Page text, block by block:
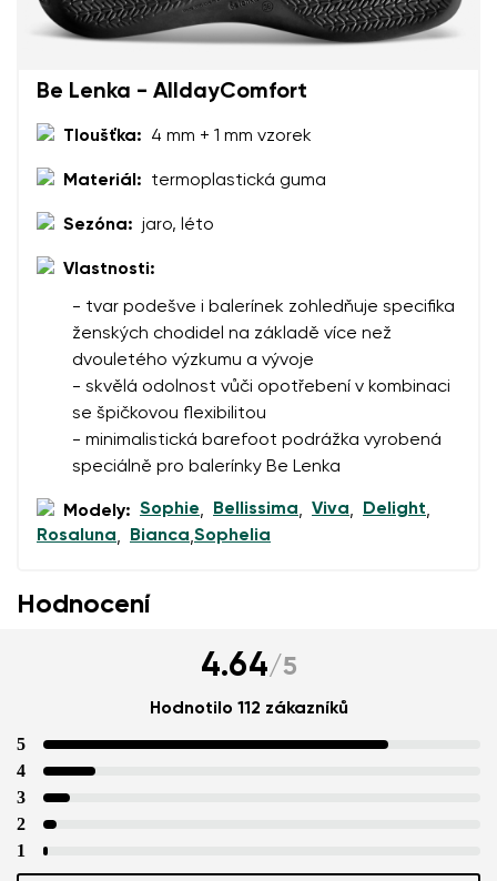
Be Lenka - AlldayComfort
Tloušťka: 4 mm + 1 mm vzorek
Materiál: termoplastická guma
Sezóna: jaro, léto
Vlastnosti:
- tvar podešve i balerínek zohledňuje specifika
ženských chodidel na základě více než
dvouletého výzkumu a vývoje
- skvělá odolnost vůči opotřebení v kombinaci
se špičkovou flexibilitou
- minimalistická barefoot podrážka vyrobená
speciálně pro balerínky Be Lenka
Modely: Sophie, Bellissima, Viva, Delight,
Rosaluna, Bianca,Sophelia
Hodnocení
4.64/5
Hodnotilo 112 zákazníků
5
4
3
2
1